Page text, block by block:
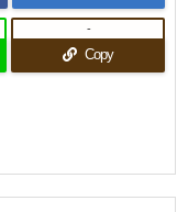
Copy
-